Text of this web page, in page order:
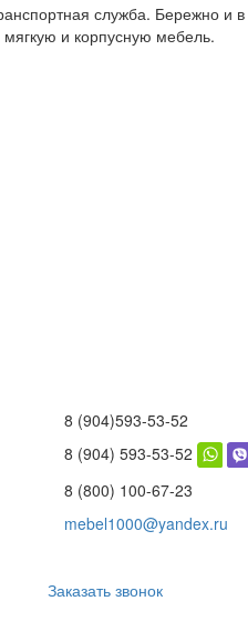
служба. Бережно и
и корпусную мебель.
8 (904)593-53-52
8 (904) 593-53-52
8 (800) 100-67-23
mebel1000@yandex.ru
Заказать звонок